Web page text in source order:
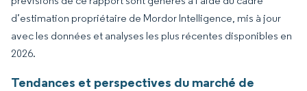
d’estimation propriétaire de Mordor Intelligence, mis à jour
avec les données et analyses les plus récentes disponibles en
2026.
Tendances et perspectives du marché de